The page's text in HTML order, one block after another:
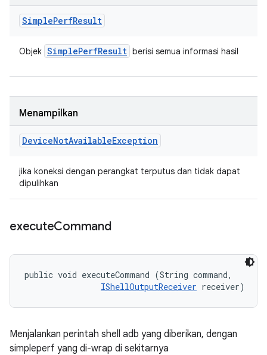
SimplePerfResult
Objek SimplePerfResult berisi semua informasi hasil
Menampilkan
DeviceNotAvailableException
jika koneksi dengan perangkat terputus dan tidak dapat
dipulihkan
executeCommand
public void executeCommand (String command,
IShellOutputReceiver receiver)
Menjalankan perintah shell adb yang diberikan, dengan
simpleperf yang di-wrap di sekitarnya